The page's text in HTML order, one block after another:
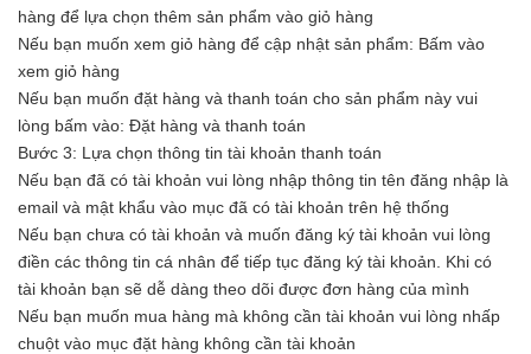
hàng để lựa chọn thêm sản phẩm vào giỏ hàng
Nếu bạn muốn xem giỏ hàng để cập nhật sản phẩm: Bấm vào
xem giỏ hàng
Nếu bạn muốn đặt hàng và thanh toán cho sản phẩm này vui
lòng bấm vào: Đặt hàng và thanh toán
Bước 3: Lựa chọn thông tin tài khoản thanh toán
Nếu bạn đã có tài khoản vui lòng nhập thông tin tên đăng nhập là
email và mật khẩu vào mục đã có tài khoản trên hệ thống
Nếu bạn chưa có tài khoản và muốn đăng ký tài khoản vui lòng
điền các thông tin cá nhân để tiếp tục đăng ký tài khoản. Khi có
tài khoản bạn sẽ dễ dàng theo dõi được đơn hàng của mình
Nếu bạn muốn mua hàng mà không cần tài khoản vui lòng nhấp
chuột vào mục đặt hàng không cần tài khoản